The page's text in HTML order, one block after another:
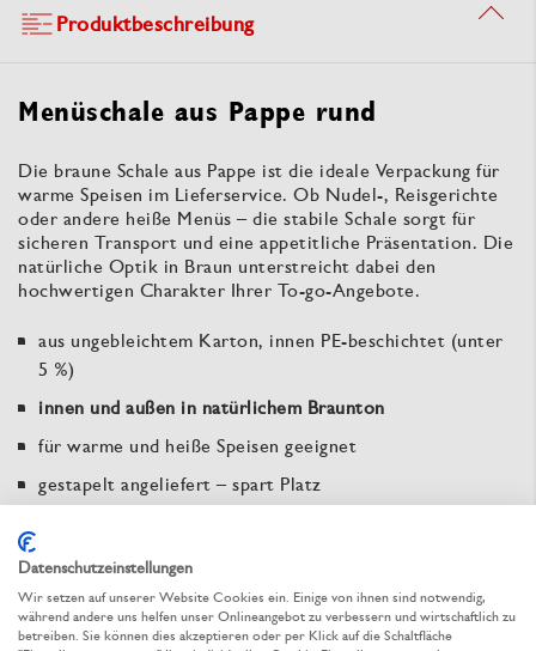
Produktbeschreibung
Menüschale aus Pappe rund
Die braune Schale aus Pappe ist die ideale Verpackung für
warme Speisen im Lieferservice. Ob Nudel-, Reisgerichte
oder andere heiße Menüs – die stabile Schale sorgt für
sicheren Transport und eine appetitliche Präsentation. Die
natürliche Optik in Braun unterstreicht dabei den
hochwertigen Charakter Ihrer To-go-Angebote.
aus ungebleichtem Karton, innen PE-beschichtet (unter
5 %)
innen und außen in natürlichem Braunton
für warme und heiße Speisen geeignet
gestapelt angeliefert – spart Platz
Abgabepflichtig laut Einwegkunststofffondsgesetz
Zur Bestelltabelle ↑ Beratung anfordern
Datenschutzeinstellungen
Wir setzen auf unserer Website Cookies ein. Einige von ihnen sind notwendig,
während andere uns helfen unser Onlineangebot zu verbessern und wirtschaftlich zu
betreiben. Sie können dies akzeptieren oder per Klick auf die Schaltfläche